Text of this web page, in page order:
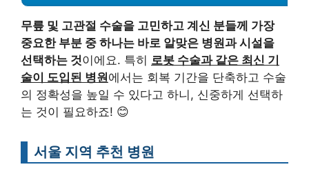
무릎 및 고관절 수술을 고민하고 계신 분들께 가장
중요한 부분 중 하나는 바로 알맞은 병원과 시설을
선택하는 것이에요. 특히 로봇 수술과 같은 최신 기
술이 도입된 병원에서는 회복 기간을 단축하고 수술
의 정확성을 높일 수 있다고 하니, 신중하게 선택하
는 것이 필요하죠! 😊
서울 지역 추천 병원